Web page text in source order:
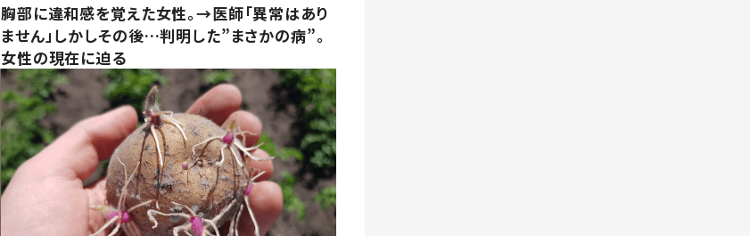
胸部に違和感を覚えた女性。→医師「異常はあり
ません」しかしその後…判明した”まさかの病”。
女性の現在に迫る